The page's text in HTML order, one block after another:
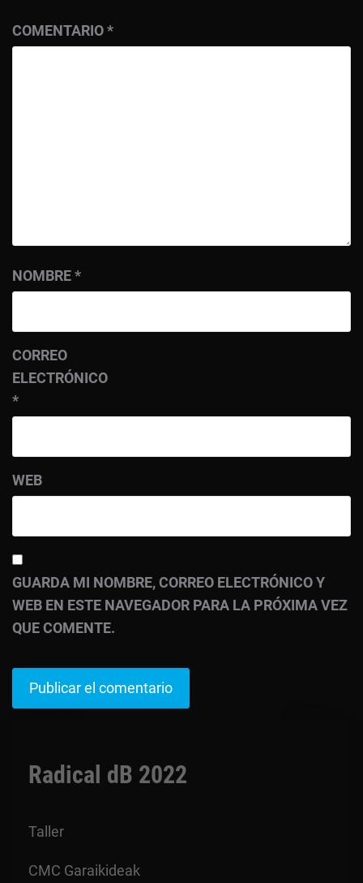
COMENTARIO*
NOMBRE*
CORREO
ELECTRÓNICO
*
WEB
GUARDA MI NOMBRE, CORREO ELECTRÓNICO Y
WEB EN ESTE NAVEGADOR PARA LA PRÓXIMA VEZ
QUE COMENTE.
Radical dB 2022
Taller
CMC Garaikideak